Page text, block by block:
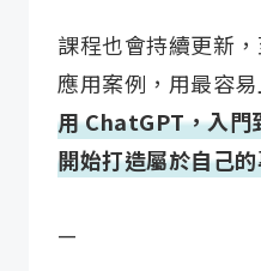
課程也會持續更新
應用案例，用最容
用 ChatGPT，入門
開始打造屬於自己
—